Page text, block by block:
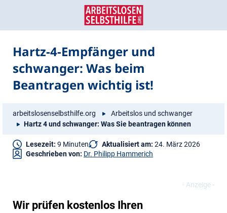
Hartz-4-Empfänger und
schwanger: Was beim
Beantragen wichtig ist!
arbeitslosenselbsthilfe.org
Arbeitslos und schwanger
Hartz 4 und schwanger: Was Sie beantragen können
Lesezeit: 9 Minuten Aktualisiert am: 24. März 2026
Geschrieben von: Dr. Philipp Hammerich
Wir prüfen kostenlos Ihren